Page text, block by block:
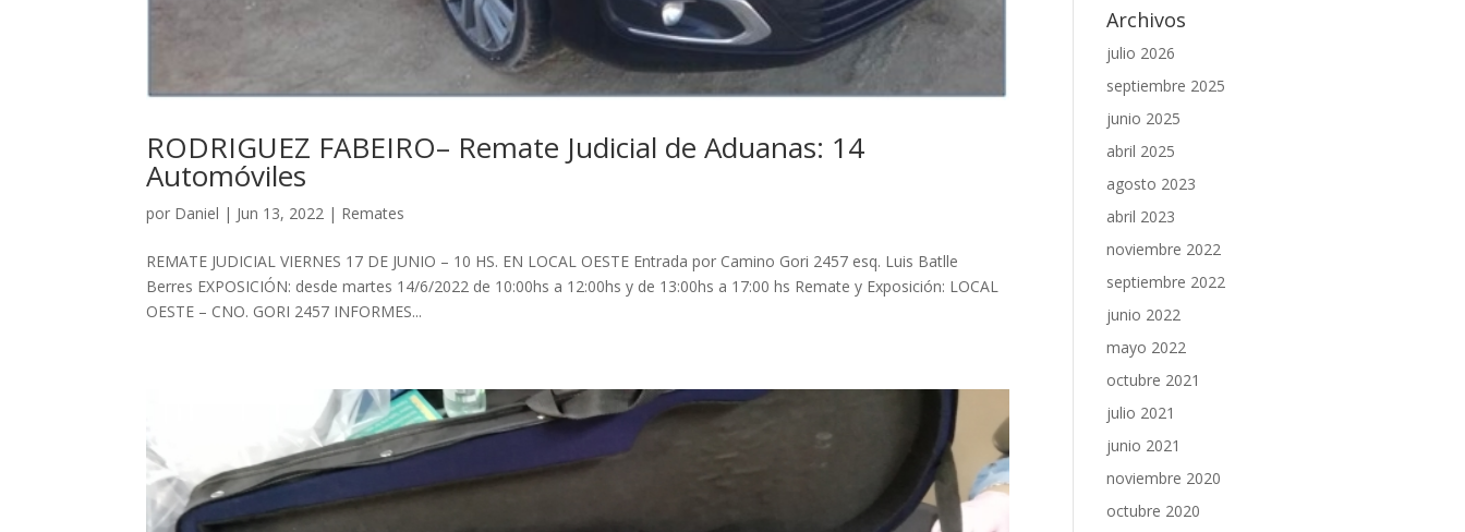
RODRIGUEZ FABEIRO– Remate Judicial de Aduanas: 14
Automóviles
por Daniel | Jun 13, 2022 | Remates
REMATE JUDICIAL VIERNES 17 DE JUNIO – 10 HS. EN LOCAL OESTE Entrada por Camino Gori 2457 esq. Luis Batlle
Berres EXPOSICIÓN: desde martes 14/6/2022 de 10:00hs a 12:00hs y de 13:00hs a 17:00 hs Remate y Exposición: LOCAL
OESTE – CNO. GORI 2457 INFORMES...
Archivos
julio 2026
septiembre 2025
junio 2025
abril 2025
agosto 2023
abril 2023
noviembre 2022
septiembre 2022
junio 2022
mayo 2022
octubre 2021
julio 2021
junio 2021
noviembre 2020
octubre 2020